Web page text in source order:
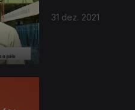
31 dez. 2021